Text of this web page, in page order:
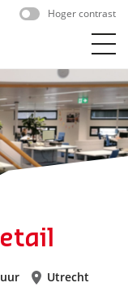
Hoger contrast
Utrecht